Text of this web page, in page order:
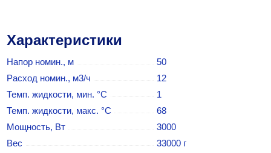
Характеристики
Напор номин., м
50
Расход номин., м3/ч
12
Темп. жидкости, мин. °C
1
Темп. жидкости, макс. °C
68
Мощность, Вт
3000
Вес
33000 г